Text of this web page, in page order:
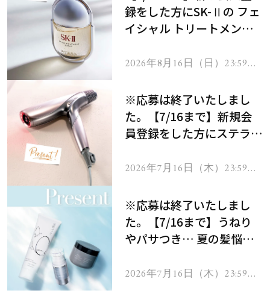
録をした方にSK-Ⅱの フェ
イシャル トリートメント
2026年8月16日（日）23:59ま
※応募は終了いたしまし
た。【7/16まで】新規会
員登録をした方にステラボ
ヘアドライヤー ジュエル
2026年7月16日（木）23:59ま
※応募は終了いたしまし
た。【7/16まで】うねり
やパサつき… 夏の髪悩み
ムを13名様にプレゼン
2026年7月16日（木）23:59ま